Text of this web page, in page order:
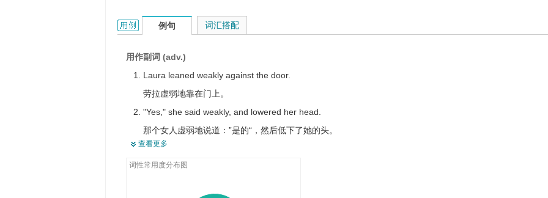
weakly的用法和样例：
例句
用作副词 (adv.)
Laura leaned weakly against the door.
劳拉虚弱地靠在门上。
"Yes," she said weakly, and lowered her head.
那个女人虚弱地说道：”是的“，然后低下了她的头。
She whispered a few words weakly before she fell unconscious.
她虚弱地低语了几句便昏倒了。
查看更多
词性常用度分布图
词汇搭配